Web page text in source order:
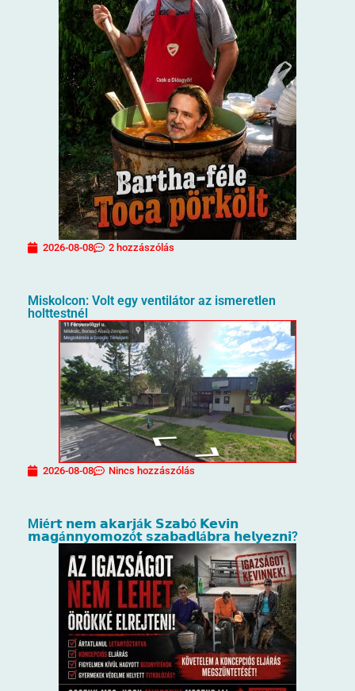
2026-08-08 2 hozzászólás
Miskolcon: Volt egy ventilátor az ismeretlen
holttestnél
2026-08-08 Nincs hozzászólás
M𝗶é𝗿𝘁 𝗻𝗲𝗺 𝗮𝗸𝗮𝗿𝗷á𝗸 𝗦𝘇𝗮𝗯ó 𝗞𝗲𝘃𝗶𝗻
𝗺𝗮𝗴á𝗻𝗻𝘆𝗼𝗺𝗼𝘇ó𝘁 𝘀𝘇𝗮𝗯𝗮𝗱𝗹á𝗯𝗿𝗮 𝗵𝗲𝗹𝘆𝗲𝘇𝗻𝗶?